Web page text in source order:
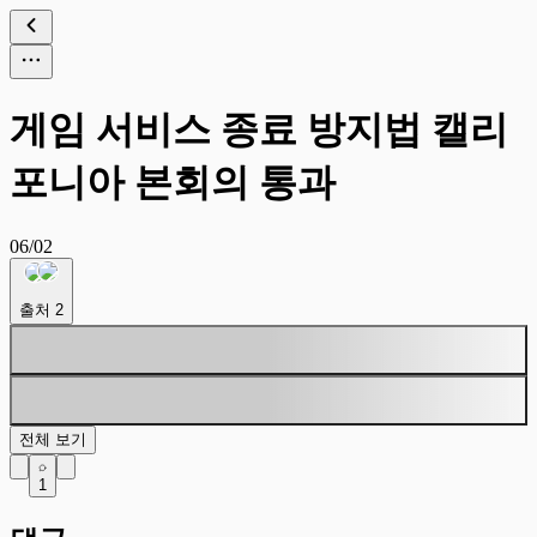
게임 서비스 종료 방지법 캘리
포니아 본회의 통과
06/02
출처 2
전체 보기
1